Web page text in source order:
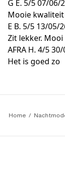
G E. 5/507/06/
Mooie kwaliteit
E B. 5/5 13/05/
Zit lekker.
AFRA H. 4/530/
Het is goed zo
Home